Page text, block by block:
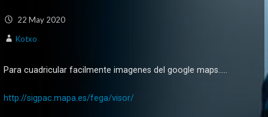
22 May 2020
Kotxo
Para cuadricular facilmente imagenes del google maps…..
http://sigpac.mapa.es/fega/visor/